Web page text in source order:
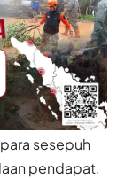
sesepuh
pendapat.